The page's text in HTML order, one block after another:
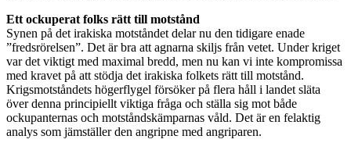
Ett ockuperat folks rätt till motstånd
Synen på det irakiska motståndet delar nu den tidigare enade
”fredsrörelsen”. Det är bra att agnarna skiljs från vetet. Under kriget
var det viktigt med maximal bredd, men nu kan vi inte kompromissa
med kravet på att stödja det irakiska folkets rätt till motstånd.
Krigsmotståndets högerflygel försöker på flera håll i landet släta
över denna principiellt viktiga fråga och ställa sig mot både
ockupanternas och motståndskämparnas våld. Det är en felaktig
analys som jämställer den angripne med angriparen.